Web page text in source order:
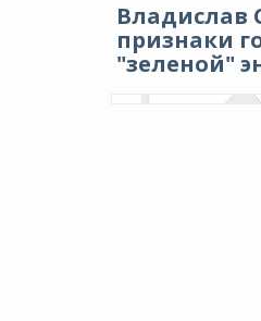
Владислав
признаки
"зеленой"